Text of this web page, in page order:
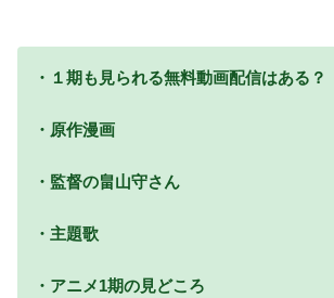
・１期も見られる無料動画配信はある？
・原作漫画
・監督の畠山守さん
・主題歌
・アニメ1期の見どころ